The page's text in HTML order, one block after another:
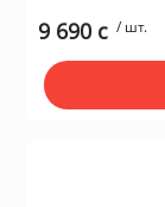
9 690 c / шт.